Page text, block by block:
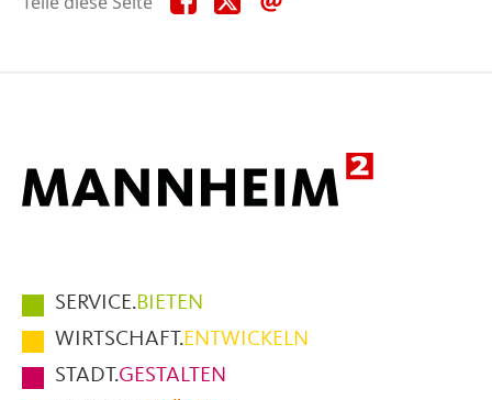
diese diese
Hauptmenüpunkte
im
Fußbereich
der
SERVICE.BIETEN
WIRTSCHAFT.ENTWICKELN
STADT.GESTALTEN